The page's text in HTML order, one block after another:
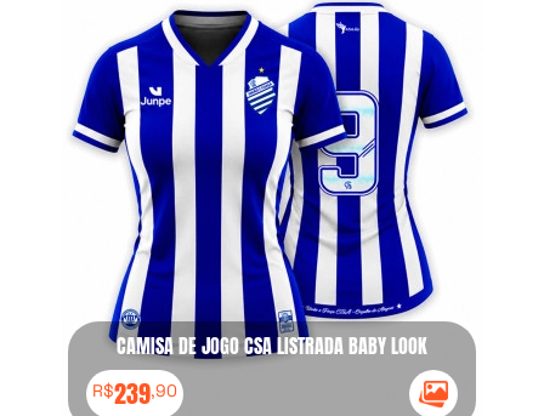
CAMISA DE JOGO CSA LISTRADA BABY LOOK
R$239,90
Ícone Galeria